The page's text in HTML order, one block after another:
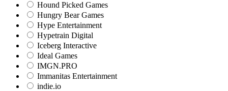
Hound Picked Games
Hungry Bear Games
Hype Entertainment
Hypetrain Digital
Iceberg Interactive
Ideal Games
IMGN.PRO
Immanitas Entertainment
indie.io